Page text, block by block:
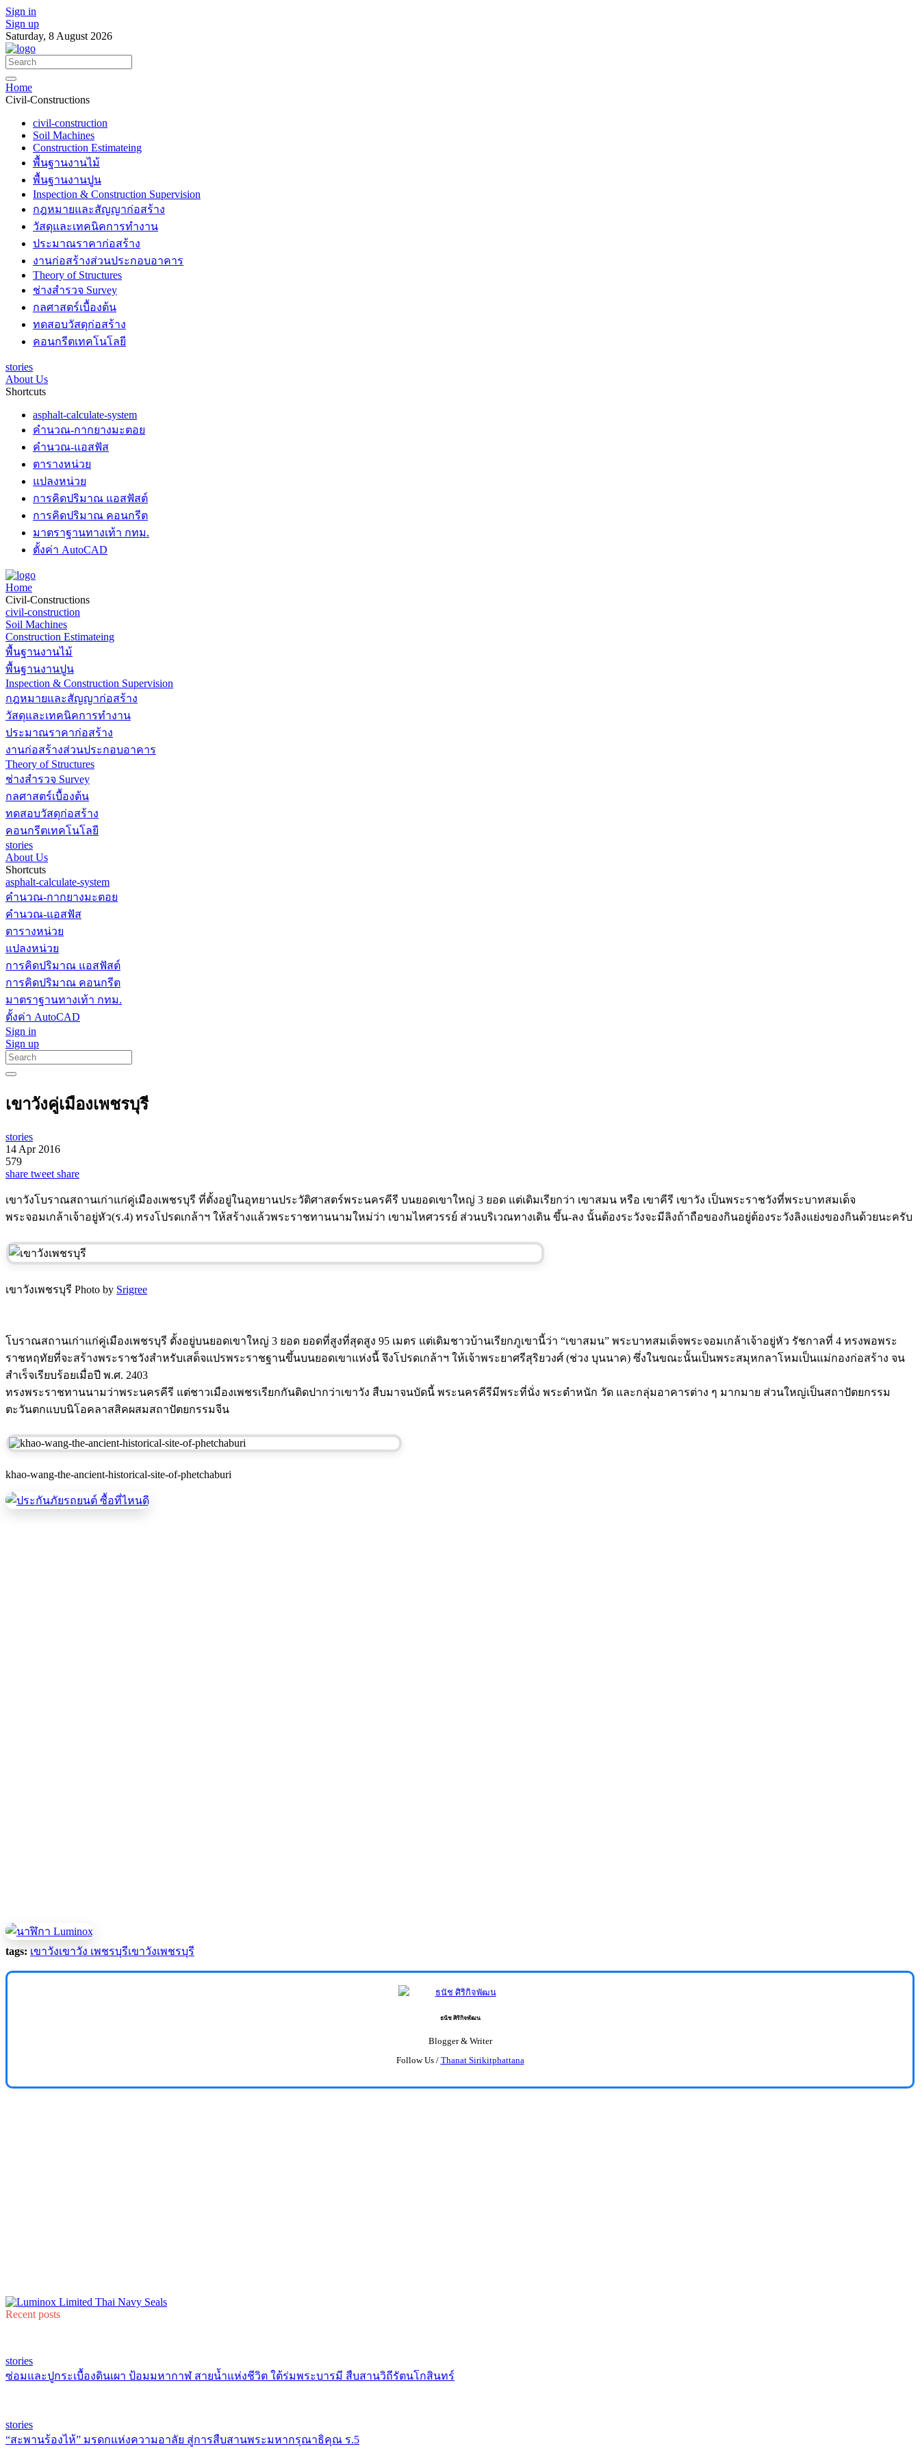
Sign in
Sign up
Saturday, 8 August 2026
Home
Civil-Constructions
civil-construction
Soil Machines
Construction Estimateing
พื้นฐานงานไม้
พื้นฐานงานปูน
Inspection & Construction Supervision
กฎหมายและสัญญาก่อสร้าง
วัสดุและเทคนิคการทำงาน
ประมาณราคาก่อสร้าง
งานก่อสร้างส่วนประกอบอาคาร
Theory of Structures
ช่างสำรวจ Survey
กลศาสตร์เบื้องต้น
ทดสอบวัสดุก่อสร้าง
คอนกรีตเทคโนโลยี
stories
About Us
Shortcuts
asphalt-calculate-system
คำนวณ-กากยางมะตอย
คำนวณ-แอสฟัส
ตารางหน่วย
แปลงหน่วย
การคิดปริมาณ แอสฟัสต์
การคิดปริมาณ คอนกรีต
มาตราฐานทางเท้า กทม.
ตั้งค่า AutoCAD
Home
Civil-Constructions
civil-construction
Soil Machines
Construction Estimateing
พื้นฐานงานไม้
พื้นฐานงานปูน
Inspection & Construction Supervision
กฎหมายและสัญญาก่อสร้าง
วัสดุและเทคนิคการทำงาน
ประมาณราคาก่อสร้าง
งานก่อสร้างส่วนประกอบอาคาร
Theory of Structures
ช่างสำรวจ Survey
กลศาสตร์เบื้องต้น
ทดสอบวัสดุก่อสร้าง
คอนกรีตเทคโนโลยี
stories
About Us
Shortcuts
asphalt-calculate-system
คำนวณ-กากยางมะตอย
คำนวณ-แอสฟัส
ตารางหน่วย
แปลงหน่วย
การคิดปริมาณ แอสฟัสต์
การคิดปริมาณ คอนกรีต
มาตราฐานทางเท้า กทม.
ตั้งค่า AutoCAD
Sign in
Sign up
เขาวังคู่เมืองเพชรบุรี
stories
14 Apr 2016
579
share tweet share
เขาวังโบราณสถานเก่าแก่คู่เมืองเพชรบุรี ที่ตั้งอยู่ในอุทยานประวัติศาสตร์พระนครคีรี บนยอดเขาใหญ่ 3 ยอด แต่เดิมเรียกว่า เขาสมน หรือ เขาคีรี เขาวัง เป็นพระราชวังที่พระบาทสมเด็จ
พระจอมเกล้าเจ้าอยู่หัว(ร.4) ทรงโปรดเกล้าฯ ให้สร้างแล้วพระราชทานนามใหม่ว่า เขามไหศวรรย์ ส่วนบริเวณทางเดิน ขึ้น-ลง นั้นต้องระวังจะมีลิงถ้าถือของกินอยู่ต้องระวังลิงแย่งของกินด้วยนะครับ
เขาวังเพชรบุรี Photo by Srigree
โบราณสถานเก่าแก่คู่เมืองเพชรบุรี ตั้งอยู่บนยอดเขาใหญ่ 3 ยอด ยอดที่สูงที่สุดสูง 95 เมตร แต่เดิมชาวบ้านเรียกภูเขานี้ว่า “เขาสมน” พระบาทสมเด็จพระจอมเกล้าเจ้าอยู่หัว รัชกาลที่ 4 ทรงพอพระ
ราชหฤทัยที่จะสร้างพระราชวังสำหรับเสด็จแปรพระราชฐานขึ้นบนยอดเขาแห่งนี้ จึงโปรดเกล้าฯ ให้เจ้าพระยาศรีสุริยวงศ์ (ช่วง บุนนาค) ซึ่งในขณะนั้นเป็นพระสมุหกลาโหมเป็นแม่กองก่อสร้าง จน
สำเร็จเรียบร้อยเมื่อปี พ.ศ. 2403
ทรงพระราชทานนามว่าพระนครคีรี แต่ชาวเมืองเพชรเรียกกันติดปากว่าเขาวัง สืบมาจนบัดนี้ พระนครคีรีมีพระที่นั่ง พระตำหนัก วัด และกลุ่มอาคารต่าง ๆ มากมาย ส่วนใหญ่เป็นสถาปัตยกรรม
ตะวันตกแบบนิโอคลาสสิคผสมสถาปัตยกรรมจีน
khao-wang-the-ancient-historical-site-of-phetchaburi
tags: เขาวังเขาวัง เพชรบุรีเขาวังเพชรบุรี
ธนัช ศิริกิจพัฒน
Blogger & Writer
Follow Us / Thanat Sirikitphattana
Recent posts
stories
ซ่อมและปูกระเบื้องดินเผา ป้อมมหากาฬ สายน้ำแห่งชีวิต ใต้ร่มพระบารมี สืบสานวิถีรัตนโกสินทร์
stories
“สะพานร้องไห้” มรดกแห่งความอาลัย สู่การสืบสานพระมหากรุณาธิคุณ ร.5